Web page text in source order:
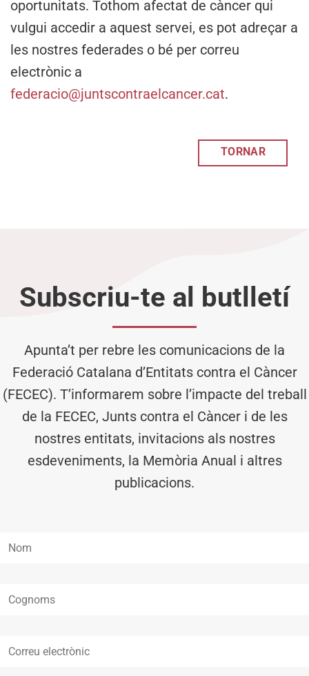
oportunitats. Tothom afectat de càncer qui
vulgui accedir a aquest servei, es pot adreçar a
les nostres federades o bé per correu
electrònic a
federacio@juntscontraelcancer.cat.
TORNAR
Subscriu-te al butlletí
Apunta’t per rebre les comunicacions de la
Federació Catalana d’Entitats contra el Càncer
(FECEC). T’informarem sobre l’impacte del treball
de la FECEC, Junts contra el Càncer i de les
nostres entitats, invitacions als nostres
esdeveniments, la Memòria Anual i altres
publicacions.